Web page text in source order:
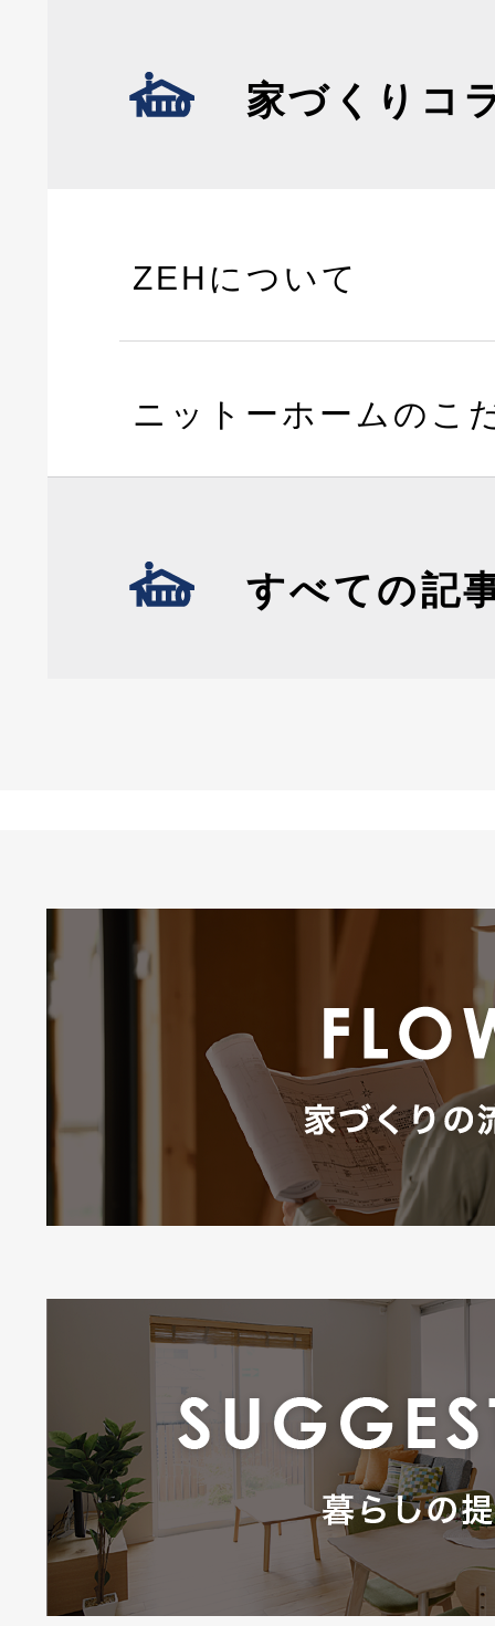
家づくりコ
ZEHについて
ニットーホームのこ
すべての記